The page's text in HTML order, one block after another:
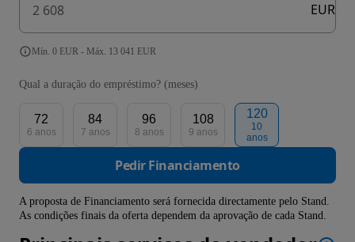
EUR
Mín. 0 EUR - Máx. 13 041 EUR
Qual a duração do empréstimo? (meses)
72
6 anos
84
7 anos
96
8 anos
108
9 anos
120
10
anos
Pedir Financiamento
A proposta de Financiamento será fornecida directamente pelo Stand.
As condições finais da oferta dependem da aprovação de cada Stand.